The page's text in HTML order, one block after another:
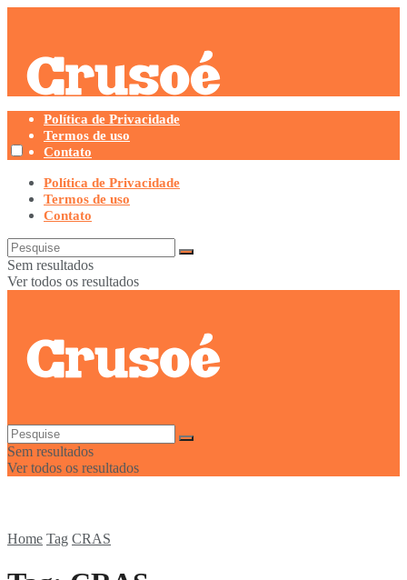
Política de Privacidade
Termos de uso
Contato
Política de Privacidade
Termos de uso
Contato
Sem resultados
Ver todos os resultados
Sem resultados
Ver todos os resultados
Home Tag CRAS